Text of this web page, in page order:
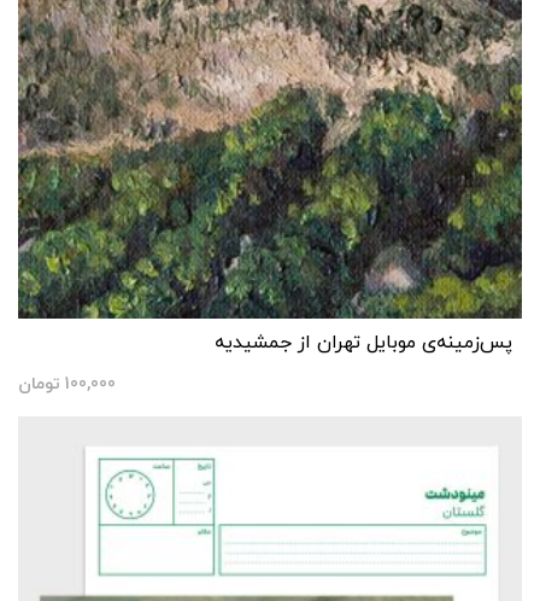
پس‌زمینه‌ی موبایل تهران از جمشیدیه
100,000 تومان